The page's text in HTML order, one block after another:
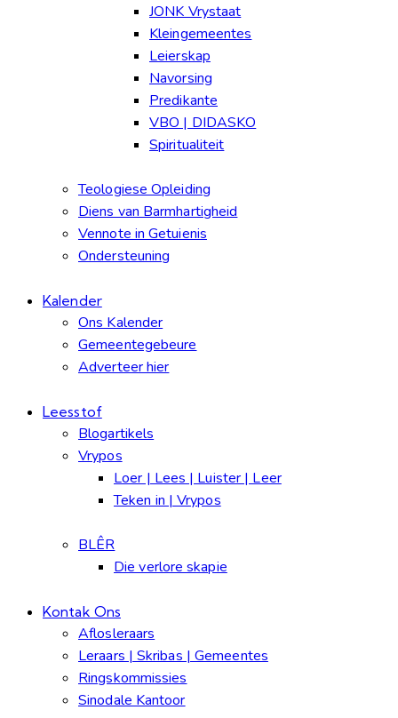
JONK Vrystaat
Kleingemeentes
Leierskap
Navorsing
Predikante
VBO | DIDASKO
Spiritualiteit
Teologiese Opleiding
Diens van Barmhartigheid
Vennote in Getuienis
Ondersteuning
Kalender
Ons Kalender
Gemeentegebeure
Adverteer hier
Leesstof
Blogartikels
Vrypos
Loer | Lees | Luister | Leer
Teken in | Vrypos
BLÊR
Die verlore skapie
Kontak Ons
Aflosleraars
Leraars | Skribas | Gemeentes
Ringskommissies
Sinodale Kantoor